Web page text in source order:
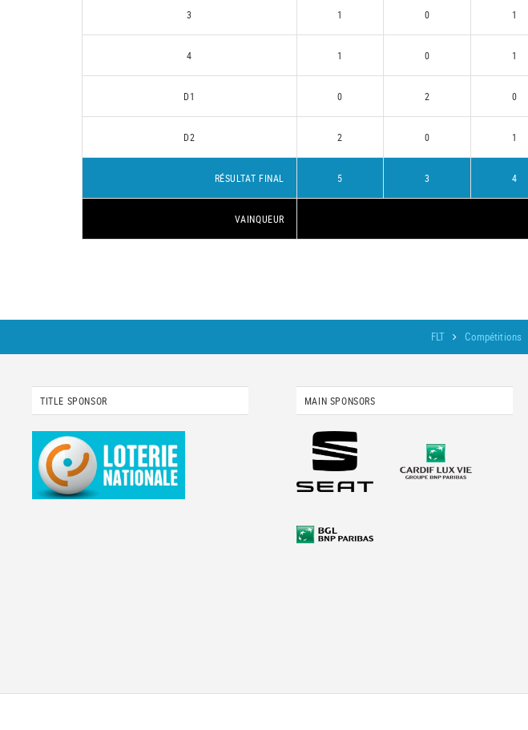
3 1 0 1
4 1 0 1
D1 0 2 0
D2 2 0 1
RÉSULTAT FINAL 5 3 4
VAINQUEUR
FLT Compétitions
TITLE SPONSOR MAIN SPONSORS